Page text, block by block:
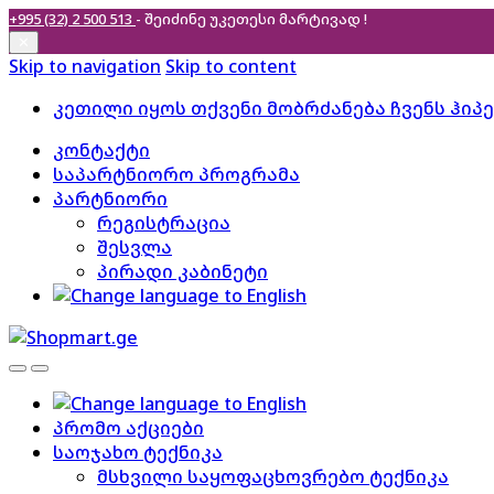
+995 (32) 2 500 513 - შეიძინე უკეთესი მარტივად !
Skip to navigation Skip to content
კეთილი იყოს თქვენი მობრძანება ჩვენს
კონტაქტი
საპარტნიორო პროგრამა
პარტნიორი
რეგისტრაცია
შესვლა
პირადი კაბინეტი
პრომო აქციები
საოჯახო ტექნიკა
მსხვილი საყოფაცხოვრებო ტექნიკა